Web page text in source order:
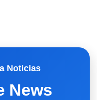
Noticias
News